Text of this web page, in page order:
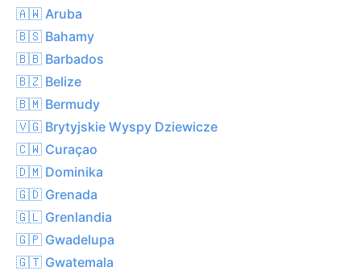
🇦🇼 Aruba
🇧🇸 Bahamy
🇧🇧 Barbados
🇧🇿 Belize
🇧🇲 Bermudy
🇻🇬 Brytyjskie Wyspy Dziewicze
🇨🇼 Curaçao
🇩🇲 Dominika
🇬🇩 Grenada
🇬🇱 Grenlandia
🇬🇵 Gwadelupa
🇬🇹 Gwatemala